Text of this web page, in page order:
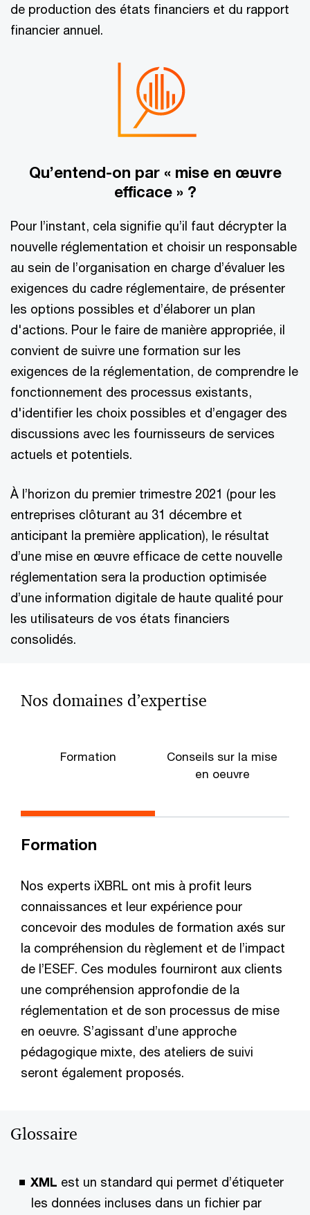
de production des états financiers et du rapport
financier annuel.
Qu’entend-on par « mise en œuvre
efficace » ?
Pour l’instant, cela signifie qu’il faut décrypter la
nouvelle réglementation et choisir un responsable
au sein de l’organisation en charge d’évaluer les
exigences du cadre réglementaire, de présenter
les options possibles et d’élaborer un plan
d'actions. Pour le faire de manière appropriée, il
convient de suivre une formation sur les
exigences de la réglementation, de comprendre le
fonctionnement des processus existants,
d'identifier les choix possibles et d’engager des
discussions avec les fournisseurs de services
actuels et potentiels.
À l’horizon du premier trimestre 2021 (pour les
entreprises clôturant au 31 décembre et
anticipant la première application), le résultat
d’une mise en œuvre efficace de cette nouvelle
réglementation sera la production optimisée
d’une information digitale de haute qualité pour
les utilisateurs de vos états financiers
consolidés.
Nos domaines d’expertise
Formation
Conseils sur la mise
en oeuvre
Formation
Nos experts iXBRL ont mis à profit leurs
connaissances et leur expérience pour
concevoir des modules de formation axés sur
la compréhension du règlement et de l’impact
de l’ESEF. Ces modules fourniront aux clients
une compréhension approfondie de la
réglementation et de son processus de mise
en oeuvre. S’agissant d’une approche
pédagogique mixte, des ateliers de suivi
seront également proposés.
Glossaire
XML est un standard qui permet d’étiqueter
les données incluses dans un fichier par